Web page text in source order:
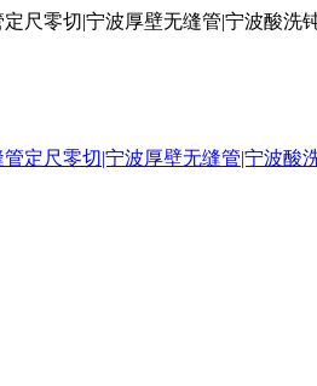
尺零切|宁波厚壁无缝管|宁波酸洗